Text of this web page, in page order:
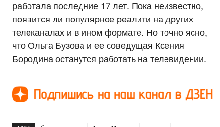
работала последние 17 лет. Пока неизвестно,
появится ли популярное реалити на других
телеканалах и в ином формате. Но точно ясно,
что Ольга Бузова и ее соведущая Ксения
Бородина останутся работать на телевидении.